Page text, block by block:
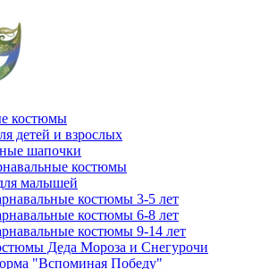
костюмы
детей и взрослых
шапочки
костюмы
малышей
костюмы 3-5 лет
костюмы 6-8 лет
костюмы 9-14 лет
Деда Мороза и Снегурочи
"Вспоминая Победу"